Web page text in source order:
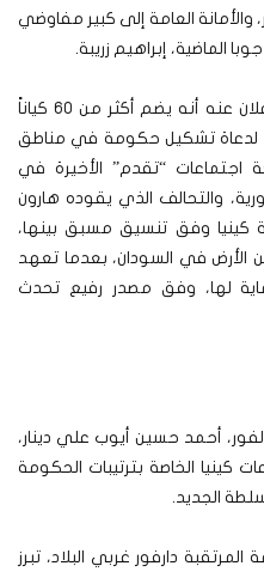
العامة إلى كبير مفاوضي
الماضية، إبراهيم زريبة.
ويشكل تحالف قمم الذي جرى الإعلان عنه أنه يضم أكثر من 60 كياناً
لدعاة تشكيل حكومة في مناطق
اجتماعات “تقدم” الأخيرة في
والتحالف الذي يقوده هارون
كينيا وفق تنسيق مسبق بينها،
في السودان، بعدما تعهد
لها، وفق مصدر رفيع تحدث
أحمد حسين أيوب علي دينار،
كينيا الخاصة بترتيبات الحكومة
الجديد.
دارفور غربي البلاد، تبرز